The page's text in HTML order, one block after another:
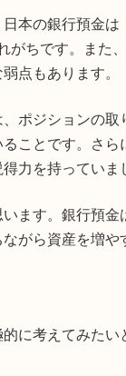
本の銀行預金は
がちです。また
点もあります。
ポジションの取
ことです。さら
力を持っていま
ます。銀行預金
がら資産を増や
に考えてみたい